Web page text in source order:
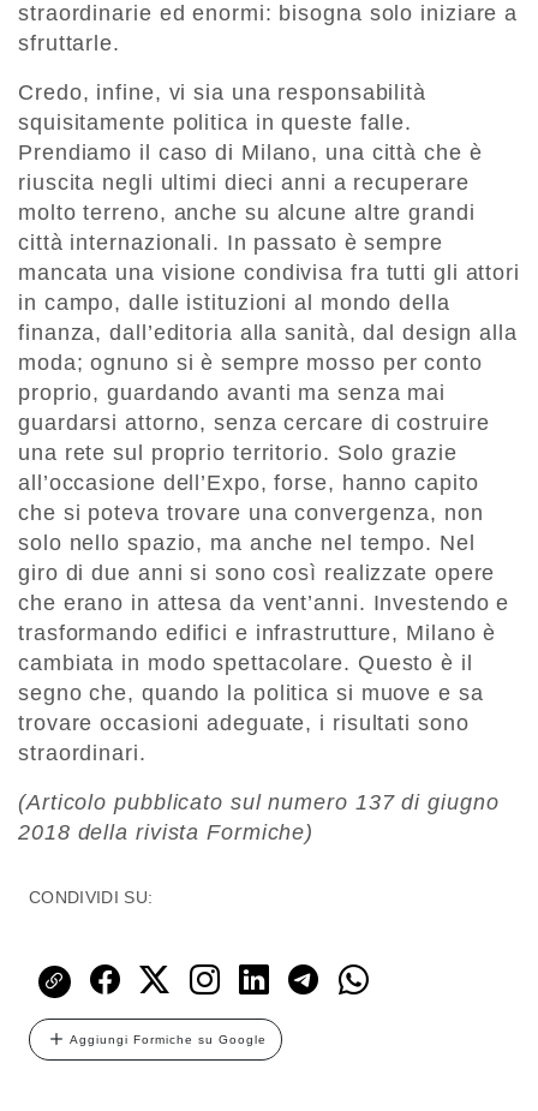
straordinarie ed enormi: bisogna solo iniziare a
sfruttarle.
Credo, infine, vi sia una responsabilità
squisitamente politica in queste falle.
Prendiamo il caso di Milano, una città che è
riuscita negli ultimi dieci anni a recuperare
molto terreno, anche su alcune altre grandi
città internazionali. In passato è sempre
mancata una visione condivisa fra tutti gli attori
in campo, dalle istituzioni al mondo della
finanza, dall’editoria alla sanità, dal design alla
moda; ognuno si è sempre mosso per conto
proprio, guardando avanti ma senza mai
guardarsi attorno, senza cercare di costruire
una rete sul proprio territorio. Solo grazie
all’occasione dell’Expo, forse, hanno capito
che si poteva trovare una convergenza, non
solo nello spazio, ma anche nel tempo. Nel
giro di due anni si sono così realizzate opere
che erano in attesa da vent’anni. Investendo e
trasformando edifici e infrastrutture, Milano è
cambiata in modo spettacolare. Questo è il
segno che, quando la politica si muove e sa
trovare occasioni adeguate, i risultati sono
straordinari.
(Articolo pubblicato sul numero 137 di giugno
2018 della rivista Formiche)
CONDIVIDI SU:
Aggiungi Formiche su Google